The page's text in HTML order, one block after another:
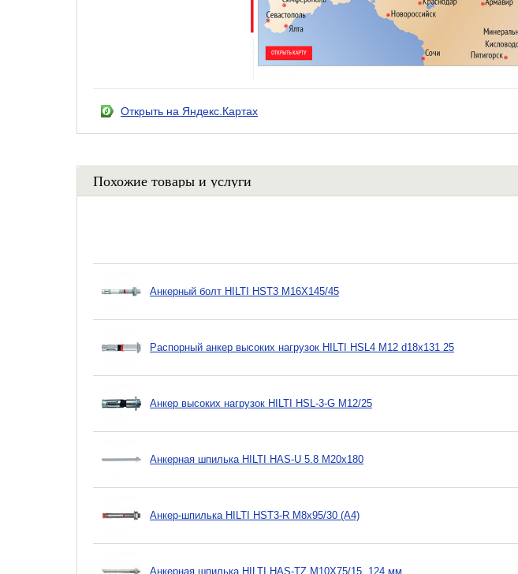
Открыть на Яндекс.Картах
Похожие товары и услуги
Анкерный болт HILTI HST3 M16X145/45
Распорный анкер высоких нагрузок HILTI HSL4 M12 d18x131 25
Анкер высоких нагрузок HILTI HSL-3-G M12/25
Анкерная шпилька HILTI HAS-U 5.8 M20x180
Анкер-шпилька HILTI HST3-R M8x95/30 (A4)
Анкерная шпилька HILTI HAS-TZ M10X75/15, 124 мм